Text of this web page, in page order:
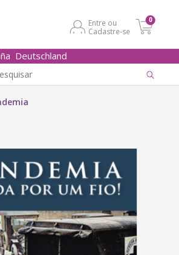
Entre ou
Cadastre-se
0
Deutschland